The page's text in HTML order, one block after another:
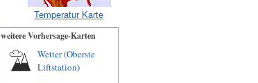
Temperatur Karte
weitere Vorhersage-Karten
Wetter (Oberste
Liftstation)